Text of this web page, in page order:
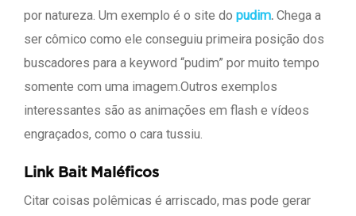
por natureza. Um exemplo é o site do pudim. Chega a
ser cômico como ele conseguiu primeira posição dos
buscadores para a keyword “pudim” por muito tempo
somente com uma imagem.Outros exemplos
interessantes são as animações em flash e vídeos
engraçados, como o cara tussiu.
Link Bait Maléficos
Citar coisas polêmicas é arriscado, mas pode gerar